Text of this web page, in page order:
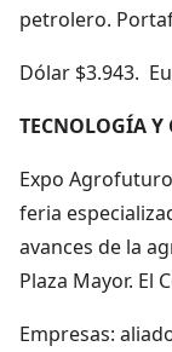
petrolero.
Dólar $3.943.
TECNOLOGÍA Y
Expo
feria
avances de la
Plaza Mayor. El
Empresas: